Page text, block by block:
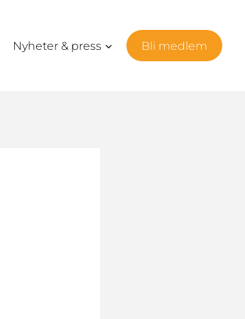
Nyheter & press Bli medlem